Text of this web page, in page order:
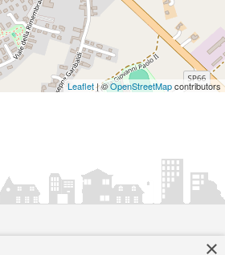
Leaflet| ©OpenStreetMapcontributors
×